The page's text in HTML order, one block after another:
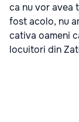
ca nu vor avea
fost acolo, nu
cativa oameni
locuitori din